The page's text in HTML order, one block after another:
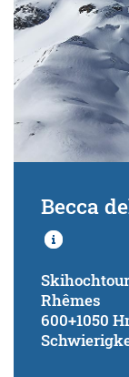
Becca
Rhêmes
600+1050